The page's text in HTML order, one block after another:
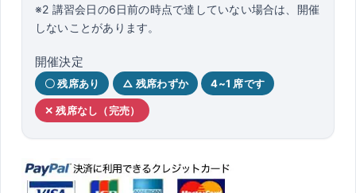
※2 講習会日の6日前の時点で達していない場合は、開催
しないことがあります。
開催決定
〇 残席あり △ 残席わずか 4~1 席です
✕ 残席なし（完売）